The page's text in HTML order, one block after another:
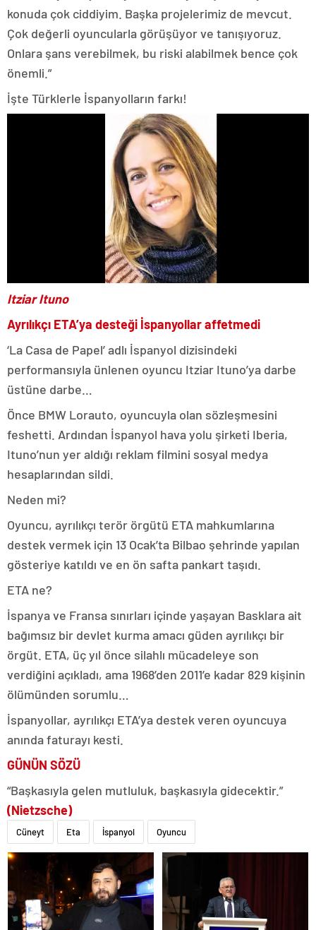
konuda çok ciddiyim. Başka projelerimiz de mevcut.
Çok değerli oyuncularla görüşüyor ve tanışıyoruz.
Onlara şans verebilmek, bu riski alabilmek bence çok
önemli.”
İşte Türklerle İspanyolların farkı!
Itziar Ituno
Ayrılıkçı ETA’ya desteği İspanyollar affetmedi
‘La Casa de Papel’ adlı İspanyol dizisindeki
performansıyla ünlenen oyuncu Itziar Ituno’ya darbe
üstüne darbe…
Önce BMW Lorauto, oyuncuyla olan sözleşmesini
feshetti. Ardından İspanyol hava yolu şirketi Iberia,
Ituno’nun yer aldığı reklam filmini sosyal medya
hesaplarından sildi.
Neden mi?
Oyuncu, ayrılıkçı terör örgütü ETA mahkumlarına
destek vermek için 13 Ocak’ta Bilbao şehrinde yapılan
gösteriye katıldı ve en ön safta pankart taşıdı.
ETA ne?
İspanya ve Fransa sınırları içinde yaşayan Basklara ait
bağımsız bir devlet kurma amacı güden ayrılıkçı bir
örgüt. ETA, üç yıl önce silahlı mücadeleye son
verdiğini açıkladı, ama 1968’den 2011’e kadar 829 kişinin
ölümünden sorumlu…
İspanyollar, ayrılıkçı ETA’ya destek veren oyuncuya
anında faturayı kesti.
GÜNÜN SÖZÜ
“Başkasıyla gelen mutluluk, başkasıyla gidecektir.”
(Nietzsche)
Cüneyt Eta İspanyol Oyuncu